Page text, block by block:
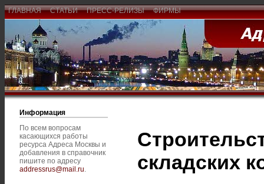
ГЛАВНАЯ СТАТЬИ ПРЕСС-РЕЛИЗЫ ФИРМЫ
Информация
По всем вопросам
касающихся работы
ресурса Адреса Москвы и
добавления в справочник
пишите по адресу
addressrus@mail.ru.
складских